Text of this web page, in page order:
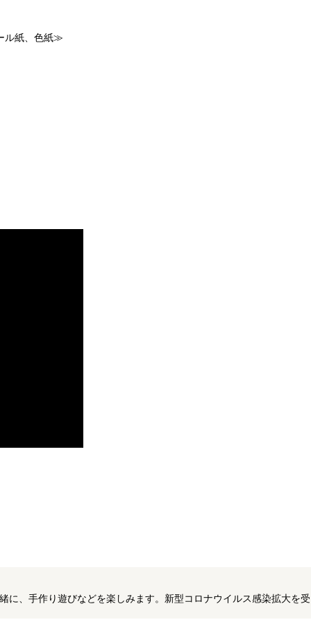
ル紙、色紙≫
、手作り遊びなどを楽しみます。新型コロナウイルス感染拡大を